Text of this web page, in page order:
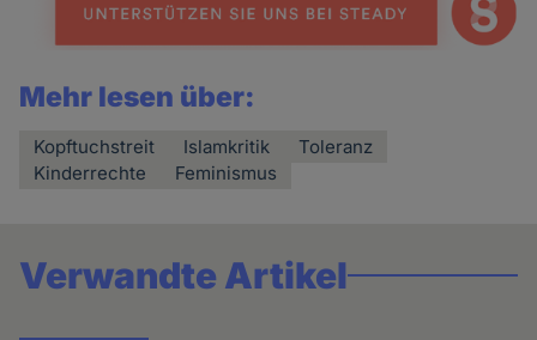
Mehr lesen über:
Kopftuchstreit Islamkritik
Toleranz
Kinderrechte
Feminismus
Verwandte Artikel